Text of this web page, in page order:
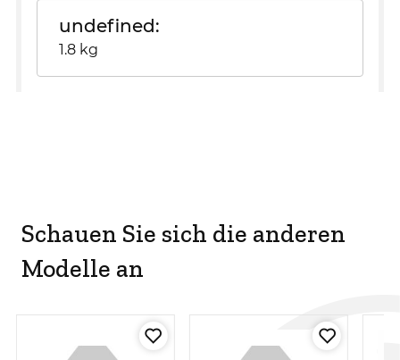
undefined
1.8 kg
Schauen Sie sich die anderen
Modelle an